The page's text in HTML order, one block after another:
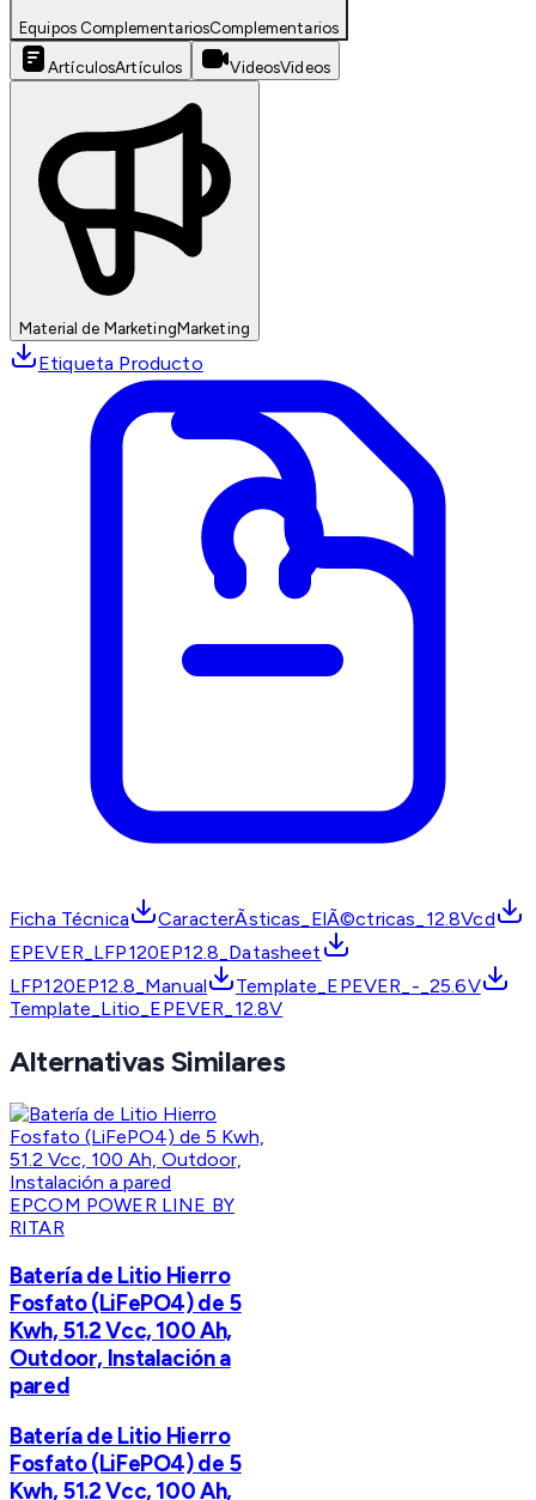
Equipos ComplementariosComplementarios
ArtículosArtículos VideosVideos
Material de MarketingMarketing
Etiqueta Producto
Ficha Técnica
CaracterÃ­sticas_ElÃ©ctricas_12.8Vcd
EPEVER_LFP120EP12.8_Datasheet
LFP120EP12.8_Manual
Template_EPEVER_-_25.6V
Template_Litio_EPEVER_12.8V
Alternativas Similares
EPCOM POWER LINE BY
RITAR
Batería de Litio Hierro
Fosfato (LiFePO4) de 5
Kwh, 51.2 Vcc, 100 Ah,
Outdoor, Instalación a
pared
Batería de Litio Hierro
Fosfato (LiFePO4) de 5
Kwh, 51.2 Vcc, 100 Ah,